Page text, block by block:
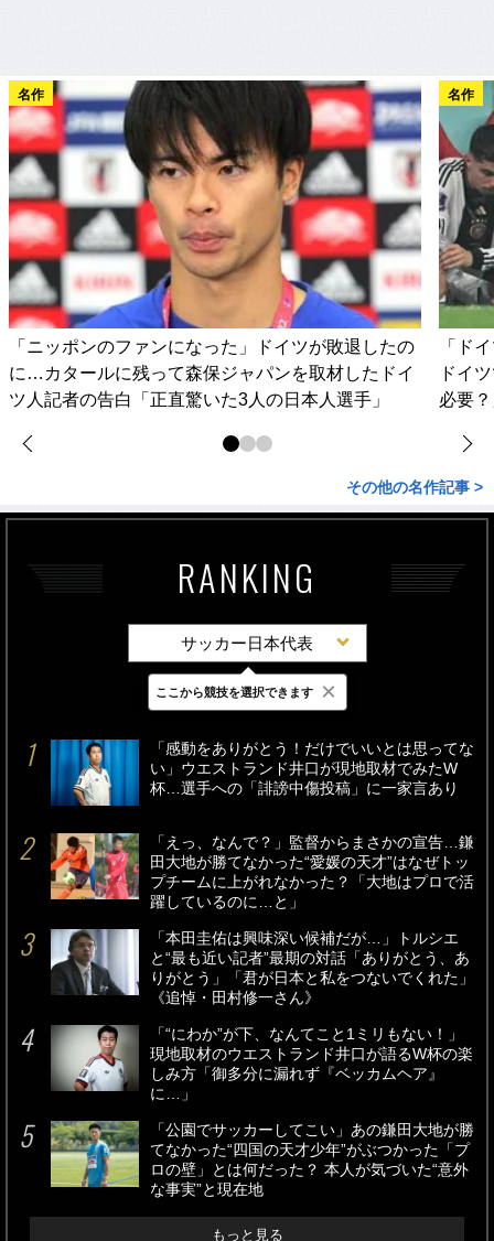
名作
「ニッポンのファンになった」ドイツが敗退したの
に…カタールに残って森保ジャパンを取材したドイ
ツ人記者の告白「正直驚いた3人の日本人選手」
名作
「ド
ドイ
必要
その他の名作記事 >
RANKING
サッカー日本代表
最新 24時間 週間
「感動をありがとう！だけでいいとは思ってな
い」ウエストランド井口が現地取材でみたW
杯…選手への「誹謗中傷投稿」に一家言あり
「えっ、なんで？」監督からまさかの宣告…鎌
田大地が勝てなかった“愛媛の天才”はなぜトッ
プチームに上がれなかった？「大地はプロで活
躍しているのに…と」
「本田圭佑は興味深い候補だが…」トルシエ
と“最も近い記者”最期の対話「ありがとう、あ
りがとう」「君が日本と私をつないでくれた」
《追悼・田村修一さん》
「“にわか”が下、なんてこと1ミリもない！」
現地取材のウエストランド井口が語るW杯の楽
しみ方「御多分に漏れず『ベッカムヘア』
に…」
「公園でサッカーしてこい」あの鎌田大地が勝
てなかった“四国の天才少年”がぶつかった「プ
ロの壁」とは何だった？ 本人が気づいた“意外
な事実”と現在地
もっと見る
ここから競技を選択できます ×